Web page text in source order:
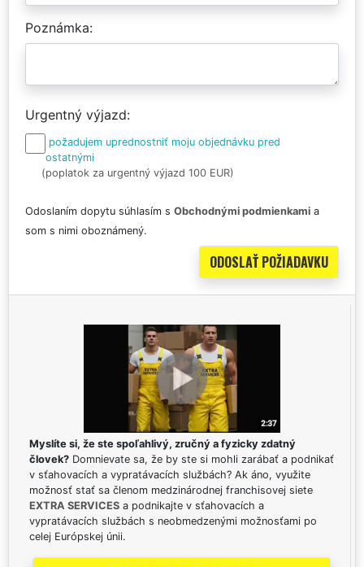
Poznámka
Urgentný výjazd
požadujem uprednostniť moju objednávku pred
ostatnými
(poplatok za urgentný výjazd 100 EUR)
Odoslaním dopytu súhlasím s Obchodnými podmienkami a
som s nimi oboznámený.
Myslíte si, že ste spoľahlivý, zručný a fyzicky zdatný
človek? Domnievate sa, že by ste si mohli zarábať a podnikať
v sťahovacích a vypratávacích službách? Ak áno, využite
možnosť stať sa členom medzinárodnej franchisovej siete
EXTRA SERVICES a podnikajte v sťahovacích a
vypratávacích službách s neobmedzenými možnosťami po
celej Európskej únii.